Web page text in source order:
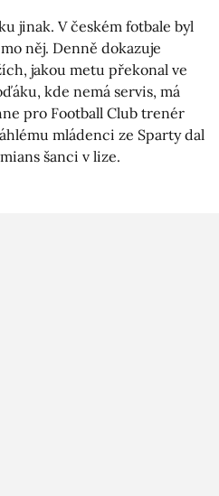
jinak. V českém fotbale byl
něj. Denně dokazuje
jakou metu překonal ve
kde nemá servis, má
pro Football Club trenér
mládenci ze Sparty dal
šanci v lize.